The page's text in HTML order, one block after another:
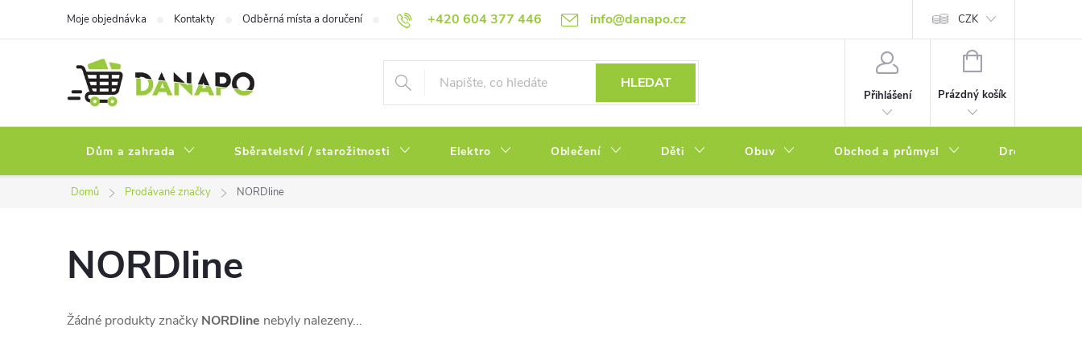
+420 604 377 446 info@danapo.cz
Moje objednávka Kontakty Odběrná místa a doručení Hodnocení obchodu Obchodní podmínky Reklamace a výměna zboží Podmínky ochrany osobních údajů Soubory cookies
CZK
HLEDAT
Přihlášení
NÁKUPNÍ
Prázdný košík
Dům a zahrada Sběratelství / starožitnosti Elektro Oblečení Děti Obuv Obchod a průmysl Drogerie
Domů Prodávané značky NORDline
NORDline
Žádné produkty značky NORDline nebyly nalezeny...